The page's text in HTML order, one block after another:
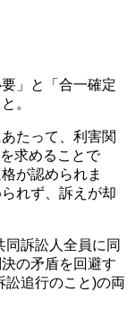
」と「合一確定
。
たって、利害関
求めることで
が認められま
れず、訴えが却
同訴訟人全員に同
の矛盾を回避す
追行のこと)の両